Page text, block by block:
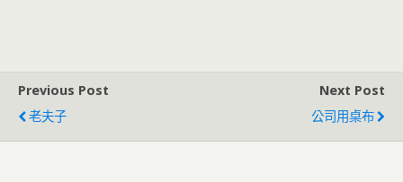
Previous Post
老夫子
Next Post
公司用桌布